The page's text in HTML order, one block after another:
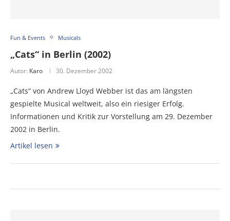
Fun & Events Musicals
„Cats“ in Berlin (2002)
Autor: Karo 30. Dezember 2002
„Cats“ von Andrew Lloyd Webber ist das am längsten
gespielte Musical weltweit, also ein riesiger Erfolg.
Informationen und Kritik zur Vorstellung am 29. Dezember
2002 in Berlin.
Artikel lesen